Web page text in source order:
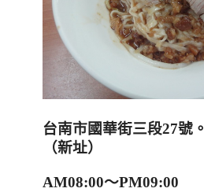
台南市國華街三段27號。
（新址）
AM08:00～PM09:00